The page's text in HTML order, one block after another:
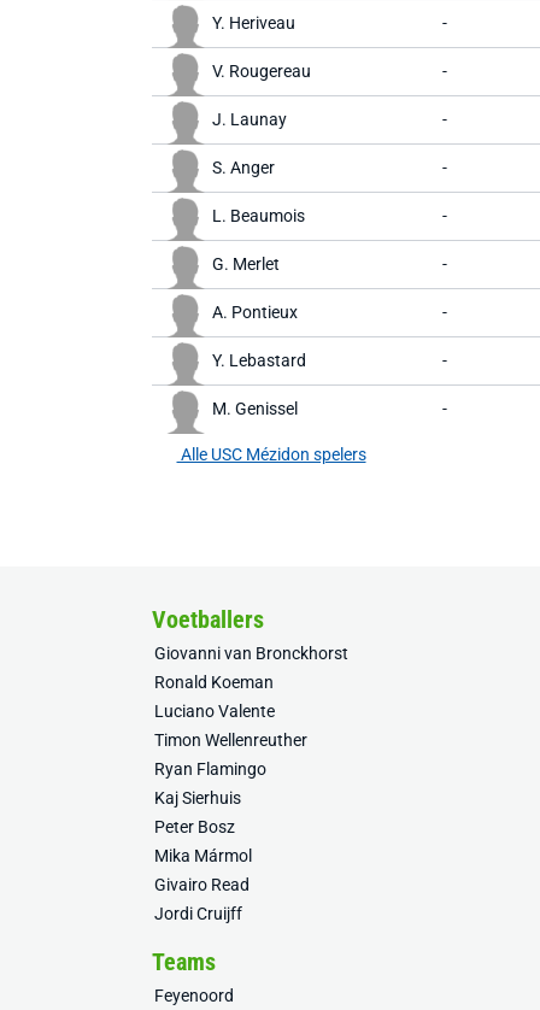
Y. Heriveau -
V. Rougereau -
J. Launay -
S. Anger -
L. Beaumois -
G. Merlet -
A. Pontieux -
Y. Lebastard -
M. Genissel -
Alle USC Mézidon spelers
Voetballers
Giovanni van Bronckhorst
Ronald Koeman
Luciano Valente
Timon Wellenreuther
Ryan Flamingo
Kaj Sierhuis
Peter Bosz
Mika Mármol
Givairo Read
Jordi Cruijff
Teams
Feyenoord